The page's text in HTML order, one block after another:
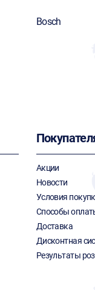
Bosch
Акции
Новости
Условия
Способы
Доставка
Дисконтная
Результаты